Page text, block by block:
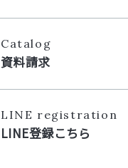
Catalog
資料請求
LINE registration
LINE登録こちら